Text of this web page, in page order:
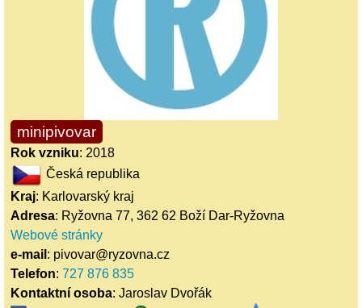
minipivovar
Rok vzniku: 2018
Česká republika
Kraj: Karlovarský kraj
Adresa: Ryžovna 77, 362 62 Boží Dar-Ryžovna
Webové stránky
e-mail : pivovar@ryzovna.cz
Telefon: 727 876 835
Kontaktní osoba: Jaroslav Dvořák